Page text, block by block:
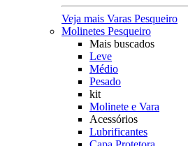
Veja mais Varas Pesqueiro
Molinetes Pesqueiro
Mais buscados
Leve
Médio
Pesado
kit
Molinete e Vara
Acessórios
Lubrificantes